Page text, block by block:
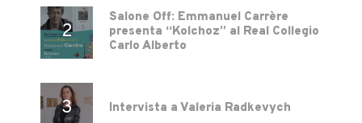
Salone Off: Emmanuel Carrère
presenta “Kolchoz” al Real Collegio
Carlo Alberto
Intervista a Valeria Radkevych